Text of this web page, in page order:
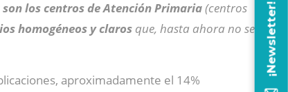
los centros de Atención Primaria(centros
homogéneos y claros que, hasta ahora no se
aproximadamente el 14%
¡Newsletter!